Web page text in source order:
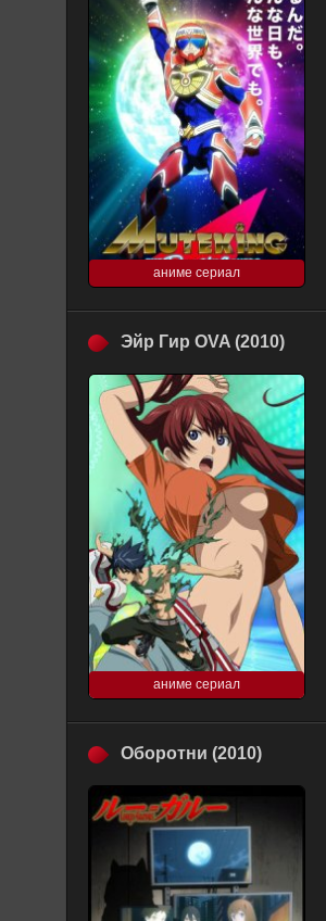
аниме сериал
Эйр Гир OVA (2010)
аниме сериал
Оборотни (2010)